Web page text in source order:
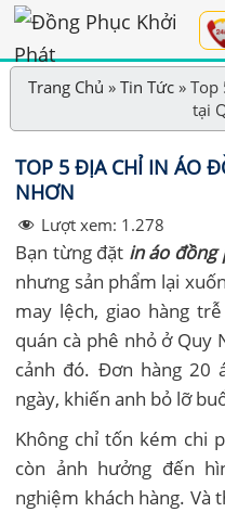
Trang Chủ » Tin Tức» Top
tại
TOP 5 ĐỊA CHỈ IN ÁO
NHƠN
Lượt xem: 1.278
Bạn từng đặt in áo đồng
nhưng sản phẩm lại
may lệch, giao hàng
quán cà phê nhỏ ở Quy
cảnh đó. Đơn hàng 20
ngày, khiến anh bỏ lỡ
Không chỉ tốn kém chi
còn ảnh hưởng đến
nghiệm khách hàng. Và